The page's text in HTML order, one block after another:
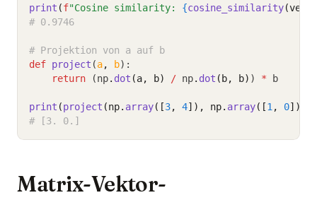
print (f"Cosine similarity: {cosine_similarity
# 0.9746
# Projektion von a auf b
def project (a, b):
return (np. dot (a, b) / np. dot (b, b) ) * b
print (project (np. array([3, 4]), np. array([1 , 0])))
# [3. 0.]
Matrix-Vektor-